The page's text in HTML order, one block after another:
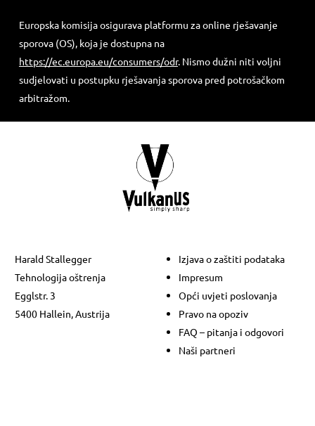
Europska komisija osigurava platformu za online rješavanje
sporova (OS), koja je dostupna na
https://ec.europa.eu/consumers/odr. Nismo dužni niti voljni
sudjelovati u postupku rješavanja sporova pred potrošačkom
arbitražom.
Harald Stallegger
Tehnologija oštrenja
Egglstr. 3
5400 Hallein, Austrija
Izjava o zaštiti podataka
Impresum
Opći uvjeti poslovanja
Pravo na opoziv
FAQ – pitanja i odgovori
Naši partneri